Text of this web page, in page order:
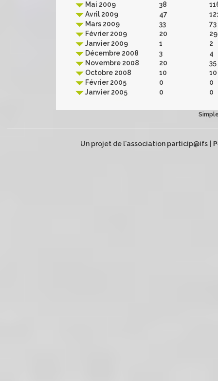
Mai 2009
38
Avril 2009
47
Mars 2009
33
73
Février 2009
20
29
Janvier 2009
1
2
Décembre 2008
3
4
Novembre 2008
20
35
Octobre 2008
10
10
Février 2005
0
0
Janvier 2005
0 0
Un projet de l'association particip@ifs